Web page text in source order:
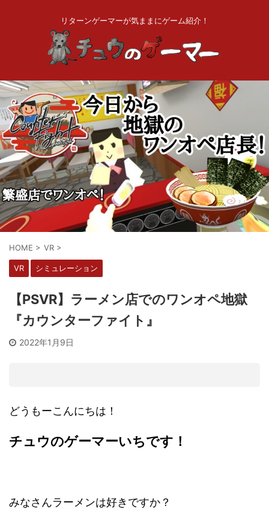
リターンゲーマーが気ままにゲーム紹介！
HOME > VR >
VR シミュレーション
【PSVR】ラーメン店でのワンオペ地獄
『カウンターファイト』
2022年1月9日
どうもーこんにちは！
チュウのゲーマーいちです！
みなさんラーメンは好きですか？